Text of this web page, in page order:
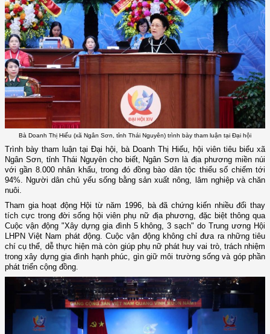
Bà Doanh Thị Hiếu (xã Ngân Sơn, tỉnh Thái Nguyên) trình bày tham luận tại Đại hội
Trình bày tham luận tại Đại hội, bà Doanh Thị Hiếu, hội viên tiêu biểu xã
Ngân Sơn, tỉnh Thái Nguyên cho biết, Ngân Sơn là địa phương miền núi
với gần 8.000 nhân khẩu, trong đó đồng bào dân tộc thiểu số chiếm tới
94%. Người dân chủ yếu sống bằng sản xuất nông, lâm nghiệp và chăn
nuôi.
Tham gia hoạt động Hội từ năm 1996, bà đã chứng kiến nhiều đổi thay
tích cực trong đời sống hội viên phụ nữ địa phương, đặc biệt thông qua
Cuộc vận động "Xây dựng gia đình 5 không, 3 sạch" do Trung ương Hội
LHPN Việt Nam phát động. Cuộc vận động không chỉ đưa ra những tiêu
chí cụ thể, dễ thực hiện mà còn giúp phụ nữ phát huy vai trò, trách nhiệm
trong xây dựng gia đình hạnh phúc, gìn giữ môi trường sống và góp phần
phát triển cộng đồng.